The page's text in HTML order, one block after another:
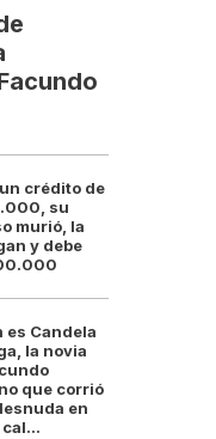
crédito de
su
murió, la
y debe
es Candela
la novia
que corrió
en